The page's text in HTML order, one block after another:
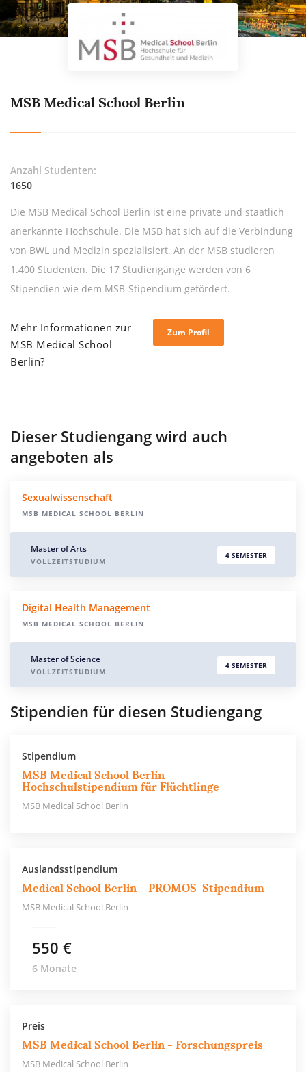
MSB Medical School Berlin
Anzahl Studenten:
1650
Die MSB Medical School Berlin ist eine private und staatlich
anerkannte Hochschule. Die MSB hat sich auf die Verbindung
von BWL und Medizin spezialisiert. An der MSB studieren
1.400 Studenten. Die 17 Studiengänge werden von 6
Stipendien wie dem MSB-Stipendium gefördert.
Mehr Informationen zur
MSB Medical School
Berlin?
Zum Profil
Dieser Studiengang wird auch
angeboten als
Sexualwissenschaft
MSB MEDICAL SCHOOL BERLIN
Master of Arts
VOLLZEITSTUDIUM
4 SEMESTER
Digital Health Management
MSB MEDICAL SCHOOL BERLIN
Master of Science
VOLLZEITSTUDIUM
4 SEMESTER
Stipendien für diesen Studiengang
Stipendium
MSB Medical School Berlin –
Hochschulstipendium für Flüchtlinge
MSB Medical School Berlin
Auslandsstipendium
Medical School Berlin – PROMOS-Stipendium
MSB Medical School Berlin
550 €
6 Monate
Preis
MSB Medical School Berlin - Forschungspreis
MSB Medical School Berlin